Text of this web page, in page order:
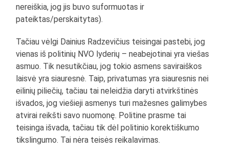
nereiškia, jog jis buvo suformuotas ir
pateiktas/perskaitytas).
Tačiau vėlgi Dainius Radzevičius teisingai pastebi, jog
vienas iš politinių NVO lyderių – neabejotinai yra viešas
asmuo. Tik nesutikčiau, jog tokio asmens saviraiškos
laisvė yra siauresnė. Taip, privatumas yra siauresnis nei
eilinių piliečių, tačiau tai neleidžia daryti atvirkštinės
išvados, jog viešieji asmenys turi mažesnes galimybes
atvirai reikšti savo nuomonę. Politine prasme tai
teisinga išvada, tačiau tik dėl politinio korektiškumo
tikslingumo. Tai nėra teisės reikalavimas.